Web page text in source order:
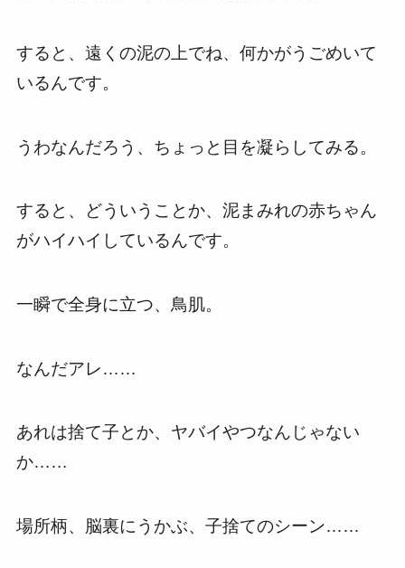
すると、遠くの泥の上でね、何かがうごめいて
いるんです。
うわなんだろう、ちょっと目を凝らしてみる。
すると、どういうことか、泥まみれの赤ちゃん
がハイハイしているんです。
一瞬で全身に立つ、鳥肌。
なんだアレ……
あれは捨て子とか、ヤバイやつなんじゃない
か……
場所柄、脳裏にうかぶ、子捨てのシーン……